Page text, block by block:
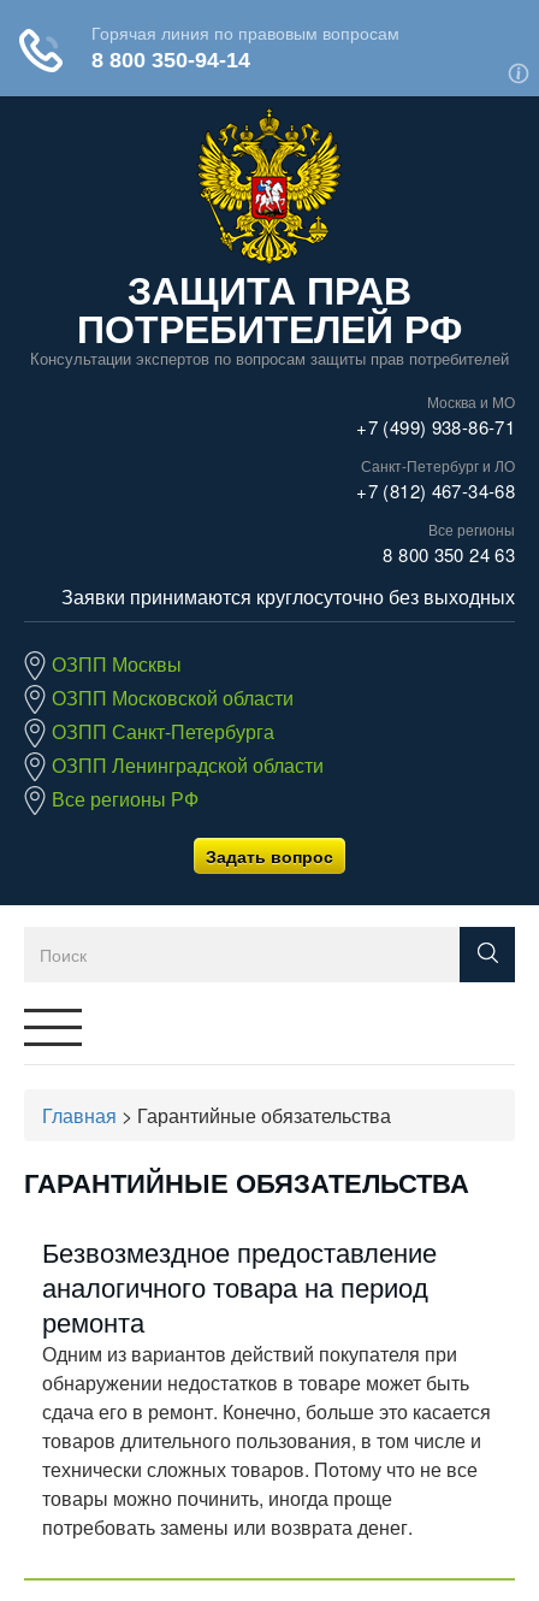
ЗАЩИТА ПРАВ
ПОТРЕБИТЕЛЕЙ РФ
Консультации экспертов по вопросам защиты прав потребителей
Москва и МО
+7 (499) 938-86-71
Санкт-Петербург и ЛО
+7 (812) 467-34-68
Все регионы
8 800 350 24 63
Заявки принимаются круглосуточно без выходных
ОЗПП Москвы
ОЗПП Московской области
ОЗПП Санкт-Петербурга
ОЗПП Ленинградской области
Все регионы РФ
Задать вопрос
Переключатель
Главная > Гарантийные обязательства
ГАРАНТИЙНЫЕ ОБЯЗАТЕЛЬСТВА
Безвозмездное предоставление
аналогичного товара на период
ремонта
Одним из вариантов действий покупателя при
обнаружении недостатков в товаре может быть
сдача его в ремонт. Конечно, больше это касается
товаров длительного пользования, в том числе и
технически сложных товаров. Потому что не все
товары можно починить, иногда проще
потребовать замены или возврата денег.